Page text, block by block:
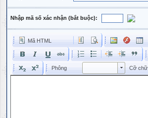
Nhập mã số xác nhận (bắt buộc):
Mã HTML
Phông Phông Cỡ chữ